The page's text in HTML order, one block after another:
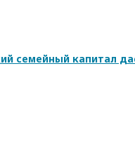
семейный капитал